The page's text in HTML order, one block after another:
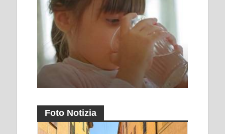
Foto Notizia